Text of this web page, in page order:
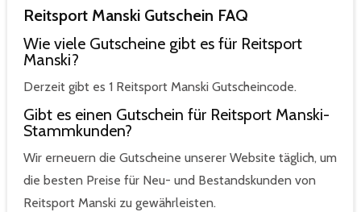
Reitsport Manski Gutschein FAQ
Wie viele Gutscheine gibt es für Reitsport
Manski?
Derzeit gibt es 1 Reitsport Manski Gutscheincode.
Gibt es einen Gutschein für Reitsport Manski-
Stammkunden?
Wir erneuern die Gutscheine unserer Website täglich, um
die besten Preise für Neu- und Bestandskunden von
Reitsport Manski zu gewährleisten.